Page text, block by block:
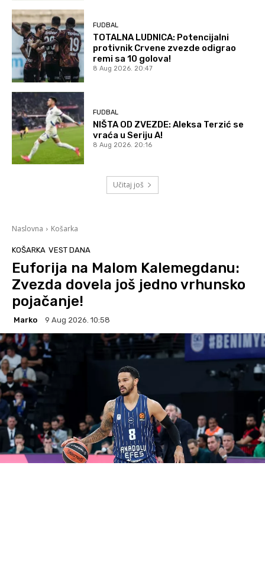
FUDBAL
TOTALNA LUDNICA: Potencijalni
protivnik Crvene zvezde odigrao
remi sa 10 golova!
8 Aug 2026. 20:47
FUDBAL
NIŠTA OD ZVEZDE: Aleksa Terzić se
vraća u Seriju A!
8 Aug 2026. 20:16
Učitaj još